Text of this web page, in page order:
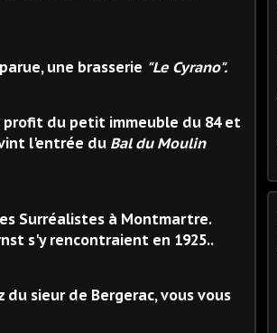
une brasserie "Le Cyrano".
du petit immeuble du 84 et
l'entrée du Bal du Moulin
Surréalistes à Montmartre.
s'y rencontraient en 1925..
du sieur de Bergerac, vous vous